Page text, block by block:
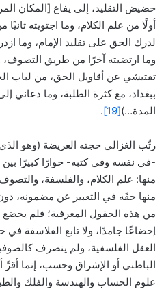
حضيض التقليد، إلى يفاع [المكان
أولًا من علم الكلام، وما اجتويته
لدرك الحق على تقليد الإمام، وما
وما ارتضيته آخرًا من طريق
تفتيشي عن أقاويل الحق، من لباب
ببغداد، مع كثرة الطلبة، وما دعاني
المدة…)[19]
.
رتَّب الغزالي حجته العريضة (وهو
-في نفسه وفي كتبه- حوارًا كبيرًا
منها: علم الكلام، والفلسفة،
منها حقَه في التعبير عن مضمونه،
من هذه الحقول المعرفية؛ فلم يخضع
إخضاعًا جامدًا، ولا تابع الفلاسفة
العقل الفلسفية، ولم ينصرف
الباطني أو الإشراق وحسب، إنما أقرَّ
علوم الحساب والهندسة والفلك